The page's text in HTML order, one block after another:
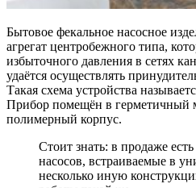
Бытовое фекальное насосное
агрегат центробежного типа,
избыточного давления в сетях
удаётся осуществлять
Такая схема устройства
Прибор помещён в герметичный
полимерный корпус.
Стоит знать: в продаже
насосов, встраиваемые в
несколько иную